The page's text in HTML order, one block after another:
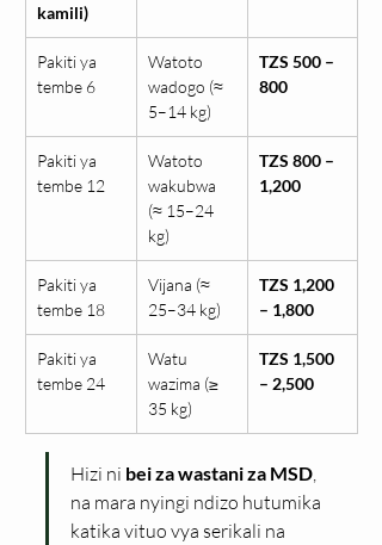
kamili)
Pakiti ya
tembe 6
Watoto
wadogo (≈
5–14 kg)
TZS 500 –
800
Pakiti ya
tembe 12
Watoto
wakubwa
(≈ 15–24
kg)
TZS 800 –
1,200
Pakiti ya
tembe 18
Vijana (≈
25–34 kg)
TZS 1,200
– 1,800
Pakiti ya
tembe 24
Watu
wazima (≥
35 kg)
TZS 1,500
– 2,500
Hizi ni bei za wastani za MSD,
na mara nyingi ndizo hutumika
katika vituo vya serikali na